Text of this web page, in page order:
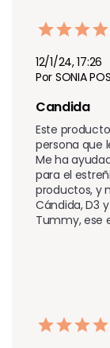
12/1/24, 17:26
Por SONIA
Candida
Este
persona que
Me ha
para el
productos, y
Cándida, D3
Tummy, ese